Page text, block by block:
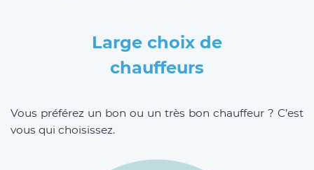
Large choix de
chauffeurs
Vous préférez un bon ou un très bon chauffeur ? C’est
vous qui choisissez.